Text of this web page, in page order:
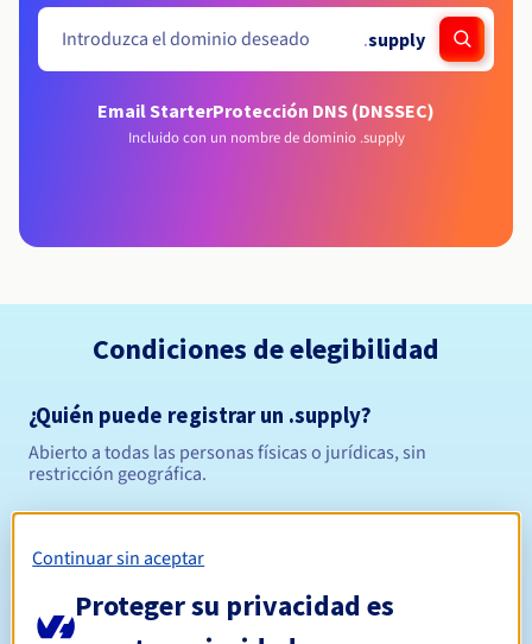
.supply
Email StarterProtección DNS (DNSSEC)
Incluido con un nombre de dominio .supply
Condiciones de elegibilidad
¿Quién puede registrar un .supply?
Abierto a todas las personas físicas o jurídicas, sin
restricción geográfica.
Continuar sin aceptar
Proteger su privacidad es